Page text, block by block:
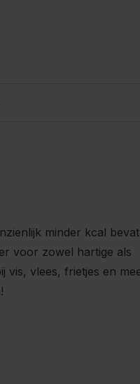
minder kcal bevat
voor zowel hartige als
vis, vlees, frietjes en